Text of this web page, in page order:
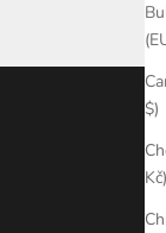
$)
Kč)